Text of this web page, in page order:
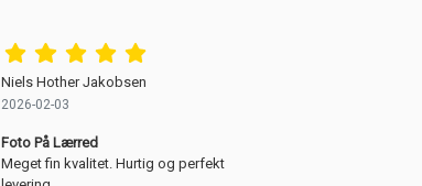
Niels Hother Jakobsen
2026-02-03
Foto På Lærred
Meget fin kvalitet. Hurtig og perfekt